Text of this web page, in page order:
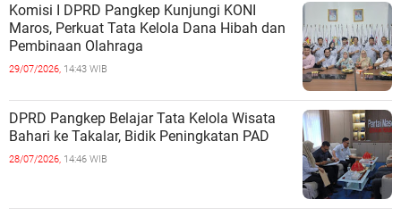
Komisi I DPRD Pangkep Kunjungi KONI
Maros, Perkuat Tata Kelola Dana Hibah dan
Pembinaan Olahraga
29/07/2026, 14:43 WIB
DPRD Pangkep Belajar Tata Kelola Wisata
Bahari ke Takalar, Bidik Peningkatan PAD
28/07/2026, 14:46 WIB